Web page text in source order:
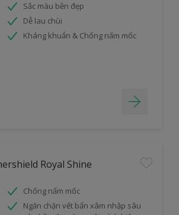
Sắc màu bền đẹp
Dễ lau chùi
Kháng khuẩn & Chống nấm mốc
Royal Shine
Chống nấm mốc
Ngăn chặn vết bẩn xâm nhập sâu